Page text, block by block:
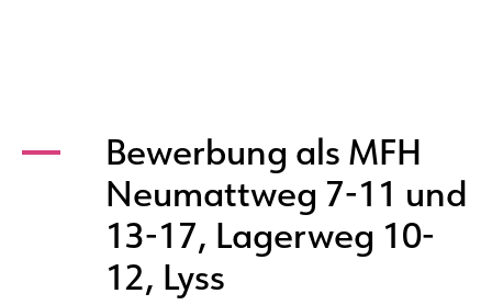
Bewerbung als MFH
Neumattweg 7-11 und
13-17, Lagerweg 10-
12, Lyss